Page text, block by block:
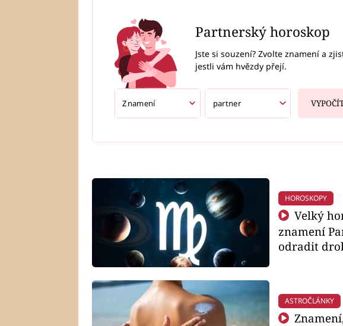
Partnerský horoskop
Jste si souzení? Zvolte znamení a
jestli vám hvězdy přejí.
HOROSKOPY
Velký
znamení
odradit
ASTROČLÁNKY